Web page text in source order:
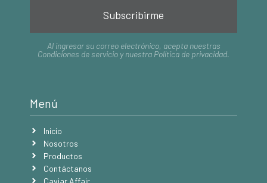
Subscribirme
Al ingresar su correo electrónico, acepta nuestras
Condiciones de servicio y nuestra Política de privacidad.
Menú
Inicio
Nosotros
Productos
Contáctanos
Caviar Affair